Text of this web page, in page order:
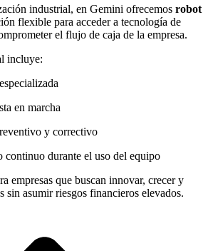
industrial, en Gemini ofrecemos robot
flexible para acceder a tecnología de
el flujo de caja de la empresa.
incluye:
en marcha
y correctivo
continuo durante el uso del equipo
empresas que buscan innovar, crecer y
sin asumir riesgos financieros elevados.